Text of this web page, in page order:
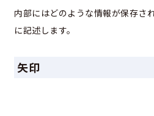
内部にはどのような情報が保存さ
に記述します。
矢印